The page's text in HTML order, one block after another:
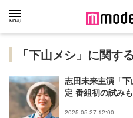
「下山メシ」に関す
志田未来主演「
定 番組初の試みも
2025.05.27 12:00